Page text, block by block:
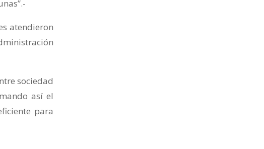
atendieron
sociedad
así el
para